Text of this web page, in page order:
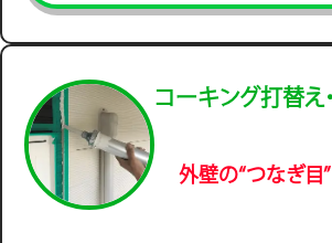
コーキング打替え
外壁の“つなぎ目”